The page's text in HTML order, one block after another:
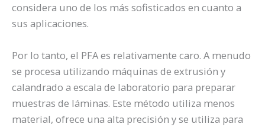
considera uno de los más sofisticados en cuanto a
sus aplicaciones.
Por lo tanto, el PFA es relativamente caro. A menudo
se procesa utilizando máquinas de extrusión y
calandrado a escala de laboratorio para preparar
muestras de láminas. Este método utiliza menos
material, ofrece una alta precisión y se utiliza para